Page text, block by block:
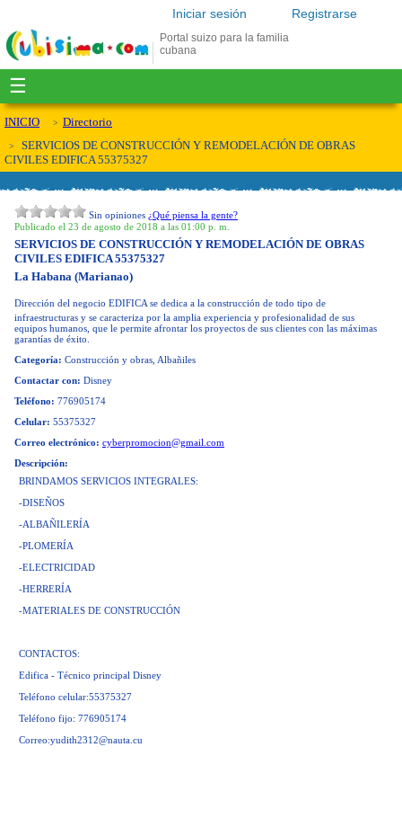
Registrarse
Iniciar sesión
Portal suizo para la familia
cubana
☰
INICIO
Directorio
SERVICIOS DE CONSTRUCCIÓN Y REMODELACIÓN DE OBRAS
CIVILES EDIFICA 55375327
Sin opiniones ¿Qué piensa la gente?
Publicado el 23 de agosto de 2018 a las 01:00 p. m.
SERVICIOS DE CONSTRUCCIÓN Y REMODELACIÓN DE OBRAS
CIVILES EDIFICA 55375327
La Habana (Marianao)
Dirección del negocio EDIFICA se dedica a la construcción de todo tipo de
infraestructuras y se caracteriza por la amplia experiencia y profesionalidad de sus
equipos humanos, que le permite afrontar los proyectos de sus clientes con las máximas
garantías de éxito.
Categoría: Construcción y obras, Albañiles
Contactar con: Disney
Teléfono: 776905174
Celular: 55375327
Correo electrónico: cyberpromocion@gmail.com
Descripción:
BRINDAMOS SERVICIOS INTEGRALES:
-DISEÑOS
-ALBAÑILERÍA
-PLOMERÍA
-ELECTRICIDAD
-HERRERÍA
-MATERIALES DE CONSTRUCCIÓN
CONTACTOS:
Edifica - Técnico principal Disney
Teléfono celular:55375327
Teléfono fijo: 776905174
Correo:yudith2312@nauta.cu